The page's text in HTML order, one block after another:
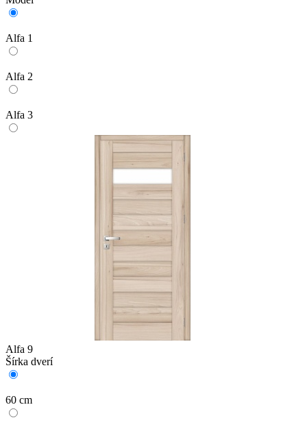
Alfa 1
Alfa 2
Alfa 3
Alfa 9
Šírka dverí
60 cm